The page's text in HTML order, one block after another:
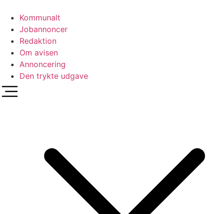
indhold
Kommunalt
Jobannoncer
Redaktion
Om avisen
Annoncering
Den trykte udgave